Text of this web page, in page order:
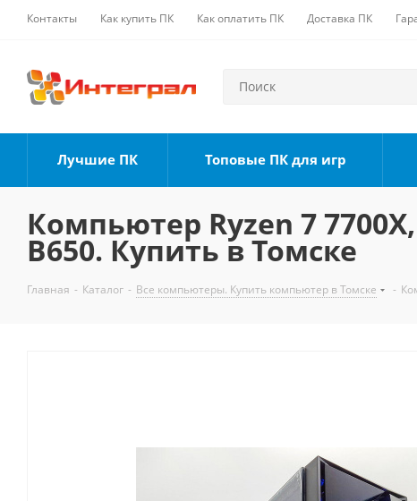
Контакты Как купить ПК Как оплатить ПК Доставка ПК
Лучшие ПК Топовые ПК для игр
Компьютер Ryzen 7 7700X,
B650. Купить в Томске
Главная - Каталог - Все компьютеры. Купить компьютер в Томске -